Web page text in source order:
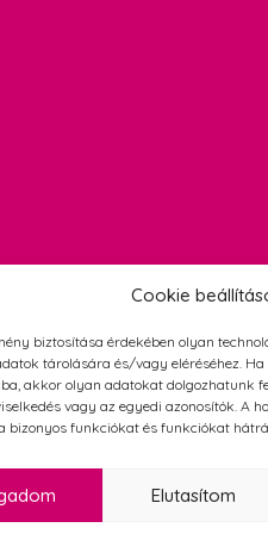
Cookie
biztosítása érdekében olyan
tárolására és/vagy eléréséhez. Ha
akkor olyan adatokat dolgozhatunk
vagy az egyedi azonosítók. A
bizonyos funkciókat és funkciókat
Elutasítom
FeltételekAdatvédelmi